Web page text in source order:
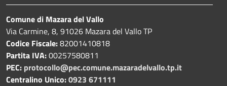
Comune di Mazara del Vallo
Via Carmine, 8, 91026 Mazara del Vallo TP
Codice Fiscale:82001410818
Partita IVA:00257580811
PEC: protocollo@pec.comune.mazaradelvallo.tp.it
Centralino Unico:0923 671111